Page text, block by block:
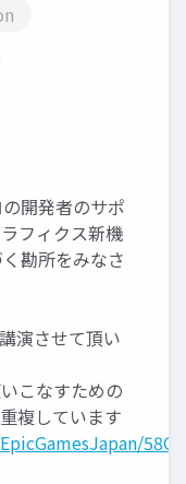
開発者のサポ
フィクス新機
勘所をみなさ
演させて頂い
こなすための
複しています